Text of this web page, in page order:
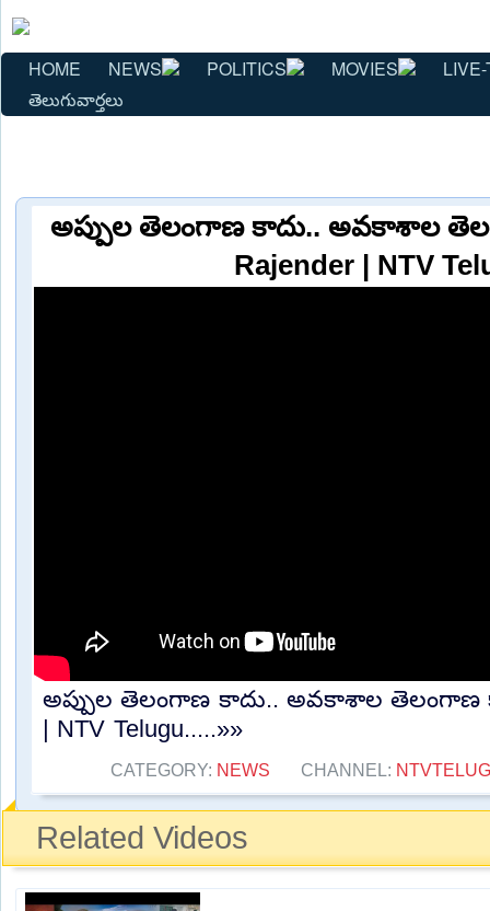
HOME NEWS POLITICS MOVIES
తెలుగువార్తలు
అప్పుల తెలంగాణ కాదు.. అవకాశాల
Rajender | NTV
అప్పుల తెలంగాణ కాదు.. అవకాశాల తెలంగాణ
| NTV Telugu.....»»
CATEGORY: NEWS CHANNEL:
Related Videos